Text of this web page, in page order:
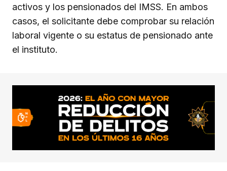
activos y los pensionados del IMSS. En ambos
casos, el solicitante debe comprobar su relación
laboral vigente o su estatus de pensionado ante
el instituto.